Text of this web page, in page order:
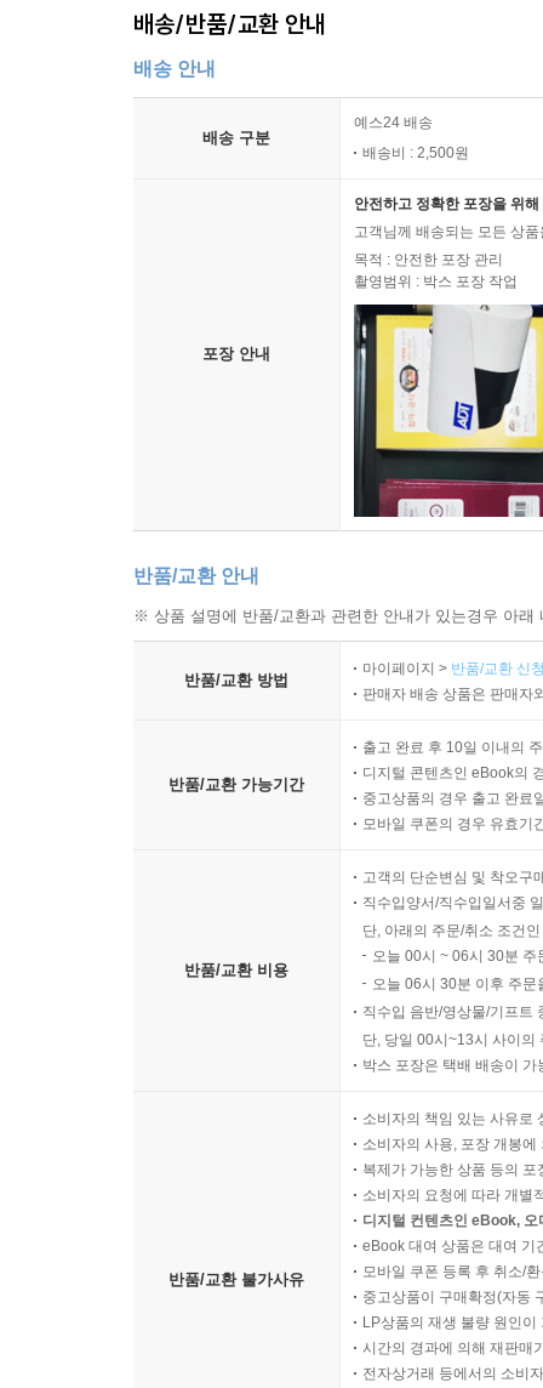
배송/반품/교환 안내
배송 안내
배송 구분
예스24 배송
배송비 : 2,500원
포장 안내
안전하고 정확한 포장을 위
고객님께 배송되는 모든 상
목적 : 안전한 포장 관리
촬영범위 : 박스 포장 작업
반품/교환 안내
※ 상품 설명에 반품/교환과 관련한 안내가 있는경우 아
반품/교환 방법
마이페이지 > 반품/교환 신
판매자 배송 상품은 판매자
반품/교환 가능기간
출고 완료 후 10일 이내의
디지털 콘텐츠인 eBook의
중고상품의 경우 출고 완료
모바일 쿠폰의 경우 유효기
반품/교환 비용
고객의 단순변심 및 착오구
직수입양서/직수입일서중
단, 아래의 주문/취소 조건
오늘 00시 ~ 06시 30분
오늘 06시 30분 이후 주
직수입 음반/영상물/기프트
단, 당일 00시~13시 사이의
박스 포장은 택배 배송이
반품/교환 불가사유
소비자의 책임 있는 사유로
소비자의 사용, 포장 개봉
복제가 가능한 상품 등의
소비자의 요청에 따라 개별
디지털 컨텐츠인 eBook,
eBook 대여 상품은 대여 기
모바일 쿠폰 등록 후 취소/
중고상품이 구매확정(자동
LP상품의 재생 불량 원인
시간의 경과에 의해 재판매
전자상거래 등에서의 소비